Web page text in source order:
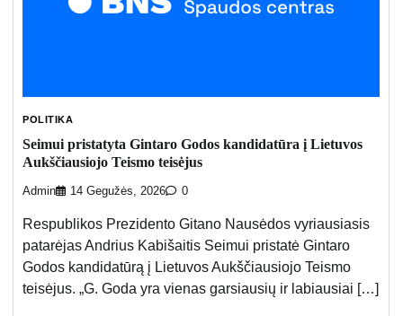
POLITIKA
Seimui pristatyta Gintaro Godos kandidatūra į Lietuvos
Aukščiausiojo Teismo teisėjus
Admin 14 Gegužės, 2026 0
Respublikos Prezidento Gitano Nausėdos vyriausiasis
patarėjas Andrius Kabišaitis Seimui pristatė Gintaro
Godos kandidatūrą į Lietuvos Aukščiausiojo Teismo
teisėjus. „G. Goda yra vienas garsiausių ir labiausiai […]